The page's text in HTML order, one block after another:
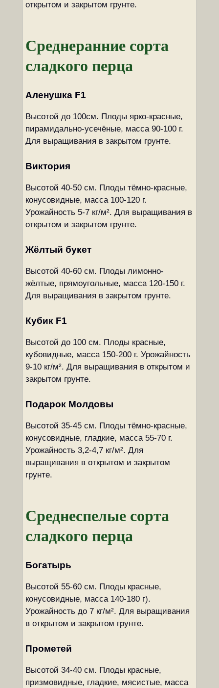
открытом и закрытом грунте.
Среднеранние сорта
сладкого перца
Аленушка F1
Высотой до 100см. Плоды ярко-красные,
пирамидально-усечёные, масса 90-100 г.
Для выращивания в закрытом грунте.
Виктория
Высотой 40-50 см. Плоды тёмно-красные,
конусовидные, масса 100-120 г.
Урожайность 5-7 кг/м². Для выращивания в
открытом и закрытом грунте.
Жёлтый букет
Высотой 40-60 см. Плоды лимонно-
жёлтые, прямоугольные, масса 120-150 г.
Для выращивания в закрытом грунте.
Кубик F1
Высотой до 100 см. Плоды красные,
кубовидные, масса 150-200 г. Урожайность
9-10 кг/м². Для выращивания в открытом и
закрытом грунте.
Подарок Молдовы
Высотой 35-45 см. Плоды тёмно-красные,
конусовидные, гладкие, масса 55-70 г.
Урожайность 3,2-4,7 кг/м². Для
выращивания в открытом и закрытом
грунте.
Среднеспелые сорта
сладкого перца
Богатырь
Высотой 55-60 см. Плоды красные,
конусовидные, масса 140-180 г).
Урожайность до 7 кг/м². Для выращивания
в открытом и закрытом грунте.
Прометей
Высотой 34-40 см. Плоды красные,
призмовидные, гладкие, мясистые, масса